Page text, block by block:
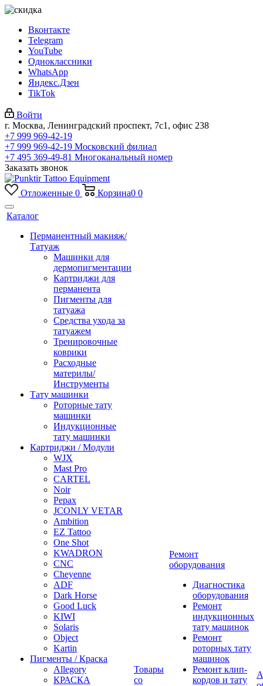
Вконтакте
Telegram
YouTube
Одноклассники
WhatsApp
Яндекс.Дзен
TikTok
Войти
г. Москва, Ленинградский проспект, 7с1, офис 238
+7 999 969-42-19
+7 999 969-42-19 Московский филиал
+7 495 369-49-81 Многоканальный номер
Заказать звонок
Отложенные 0 Корзина0 0
Каталог
Перманентный макияж/
Татуаж
Машинки для
дермопигментации
Картриджи для
перманента
Пигменты для
татуажа
Средства ухода за
татуажем
Тренировочные
коврики
Расходные
материлы/
Инструменты
Тату машинки
Роторные тату
машинки
Индукционные
тату машинки
Картриджи / Модули
WJX
Mast Pro
CARTEL
Noir
Pepax
JCONLY VETAR
Ambition
EZ Tattoo
One Shot
KWADRON
CNC
Cheyenne
ADF
Dark Horse
Good Luck
KIWI
Solaris
Object
Kartin
Пигменты / Краска
Allegory
КРАСКА
Товары
со
Ремонт
оборудования
Диагностика
оборудования
Ремонт
индукционных
тату машинок
Ремонт
роторных тату
машинок
Ремонт клип-
кордов и тату